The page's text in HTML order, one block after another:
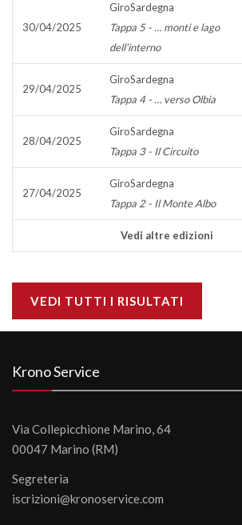
30/04/2025
GiroSardegna
Tappa 5 - … monti e lago
dell’interno
29/04/2025
GiroSardegna
Tappa 4 - … verso Olbia
28/04/2025
GiroSardegna
Tappa 3 - Il Circuito
27/04/2025
GiroSardegna
Tappa 2 - Il Monte Albo
Vedi altre edizioni
VEDI TUTTI I RISULTATI
Krono Service
Via Collepicchione Marino, 64
00047 Marino (RM)
Segreteria
iscrizioni@kronoservice.com